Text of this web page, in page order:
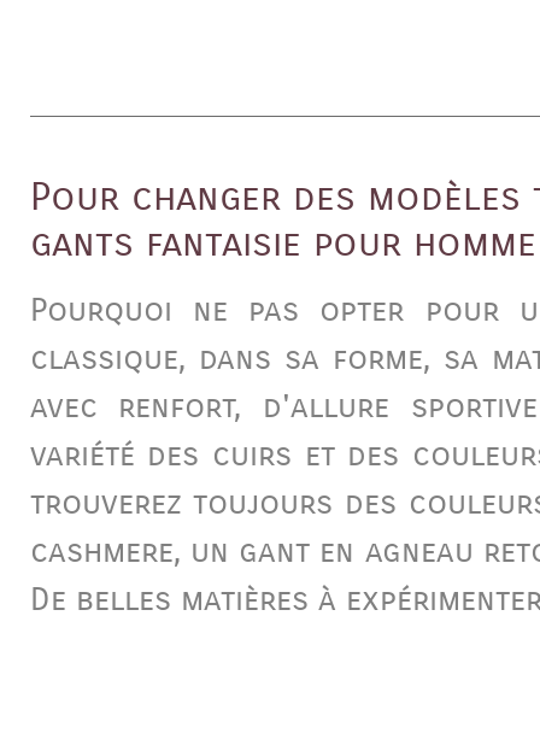
Pour changer des
gants fantaisie pour
Pourquoi ne pas opter pour
classique, dans sa forme, sa
avec renfort, d'allure
variété des cuirs et des
trouverez toujours des
cashmere, un gant en agneau
De belles matières à